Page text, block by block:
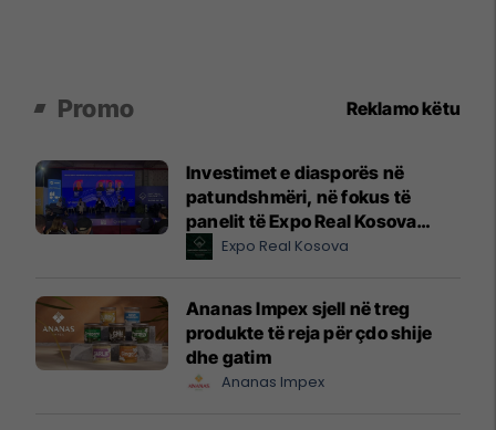
Promo Reklamo këtu
Investimet e diasporës në
patundshmëri, në fokus të
panelit të Expo Real Kosova
2026Expo Real Kosova
Ananas Impex sjell në treg
produkte të reja për çdo shije
dhe gatim
Ananas Impex